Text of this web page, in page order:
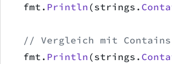
	fmt.
Println (strings.
// Vergleich mit
	fmt.
Println (strings.